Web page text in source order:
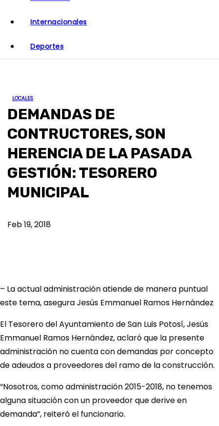
Internacionales
Deportes
LOCALES
DEMANDAS DE
CONTRUCTORES, SON
HERENCIA DE LA PASADA
GESTIÓN: TESORERO
MUNICIPAL
Feb 19, 2018
– La actual administración atiende de manera puntual
este tema, asegura Jesús Emmanuel Ramos Hernández
El Tesorero del Ayuntamiento de San Luis Potosí, Jesús
Emmanuel Ramos Hernández, aclaró que la presente
administración no cuenta con demandas por concepto
de adeudos a proveedores del ramo de la construcción.
“Nosotros, como administración 2015-2018, no tenemos
alguna situación con un proveedor que derive en
demanda”, reiteró el funcionario.